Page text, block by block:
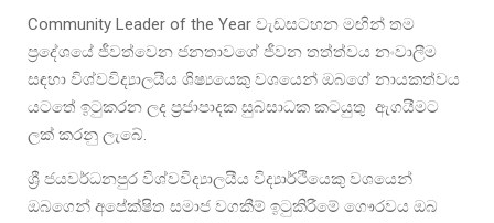
Community Leader of the Year වැඩසටහන මඟින් තම
ප්‍රදේශයේ ජීවත්වෙන ජනතාවගේ ජීවන තත්ත්වය නංවාලීම
සඳහා විශ්වවිද්‍යාලයීය ශිෂ්‍යයෙකු වශයෙන් ඔබගේ නායකත්වය
යටතේ ඉටුකරන ලද ප්‍රජාපාදක සුබසාධක කටයුතු ඇගයීමට
ලක් කරනු ලැබේ.
ශ්‍රී ජයවර්ධනපුර විශ්වවිද්‍යාලයීය විද්‍යාර්ථියෙකු වශයෙන්
ඔබගෙන් අපේක්ෂිත සමාජ වගකීම් ඉටුකිරීමේ ගෞරවය ඔබ